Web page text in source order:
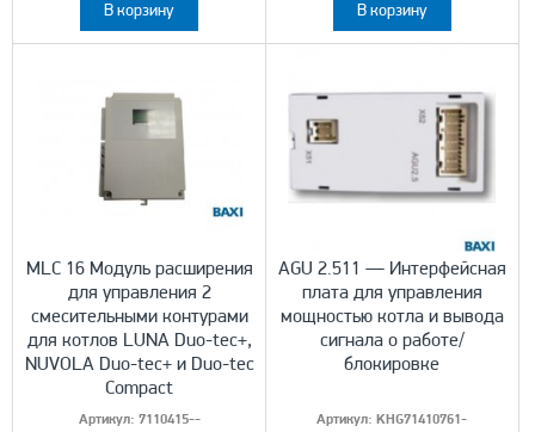
В корзину В корзину
MLC 16 Модуль расширения
для управления 2
смесительными контурами
для котлов LUNA Duo-tec+,
NUVOLA Duo-tec+ и Duo-tec
Compact
Артикул: 7110415--
AGU 2.511 — Интерфейсная
плата для управления
мощностью котла и вывода
сигнала о работе/
блокировке
Артикул:KHG71410761-